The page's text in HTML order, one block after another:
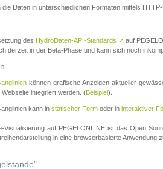
die Daten in unterschiedlichen Formaten mittels
des HydroDaten-API-Standards ↗ auf
derzeit in der Beta-Phase und kann sich noch
können grafische Anzeigen aktueller
integriert werden. (Beispiel).
kann in statischer Form oder in interaktiver
Visualisierung auf PEGELONLINE ist das Open
in eine browserbasierte Anwendung